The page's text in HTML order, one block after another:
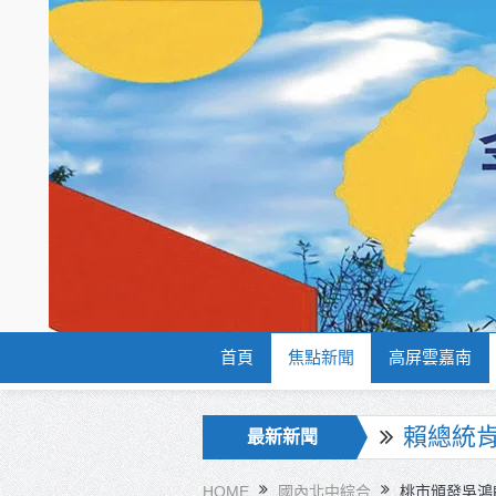
首頁 焦點新聞 高屏雲嘉南
最新新聞
海巡署
北市鮮
HOME 國內北中綜合 桃市頒發吳